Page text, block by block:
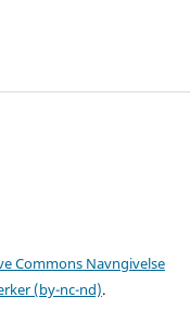
Commons Navngivelse
(by-nc-nd).